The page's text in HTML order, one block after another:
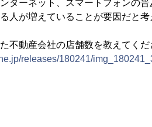
ターネット、スマートフォンの
人が増えていることが要因だと考
不動産会社の店舗数を教えてくだ
releases/180241/